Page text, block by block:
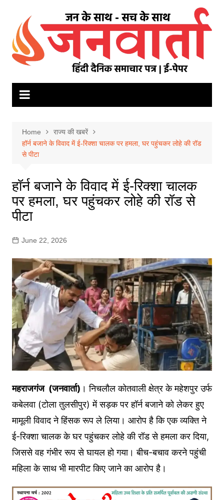
content
Home
राज्य की खबरें
हॉर्न बजाने के विवाद में ई-रिक्शा चालक पर हमला, घर पहुंचकर लोहे की रॉड
से पीटा
हॉर्न बजाने के विवाद में ई-रिक्शा चालक
पर हमला, घर पहुंचकर लोहे की रॉड से
पीटा
June 22, 2026
महराजगंज (जनवार्ता) । निचलौल कोतवाली क्षेत्र के महेशपुर उर्फ
कबेलवा (टोला तुलसीपुर) में सड़क पर हॉर्न बजाने को लेकर हुए
मामूली विवाद ने हिंसक रूप ले लिया। आरोप है कि एक व्यक्ति ने
ई-रिक्शा चालक के घर पहुंचकर लोहे की रॉड से हमला कर दिया,
जिससे वह गंभीर रूप से घायल हो गया। बीच-बचाव करने पहुंची
महिला के साथ भी मारपीट किए जाने का आरोप है।